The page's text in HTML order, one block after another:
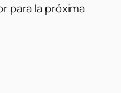
para la próxima